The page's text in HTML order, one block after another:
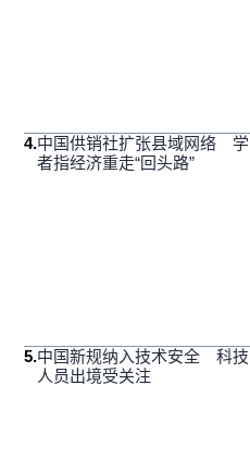
4.中国供销社扩张县域网络 学
者指经济重走“回头路”
5.中国新规纳入技术安全 科技
人员出境受关注